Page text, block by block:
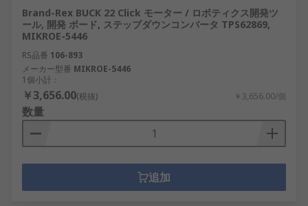
Brand-Rex BUCK 22 Click モーター / ロボティクス開発ツ
ール, 開発 ボード, ステップダウンコンバータ TPS62869,
MIKROE-5446
RS品番 106-893
メーカー型番 MIKROE-5446
1個小計：
￥3,656.00(税抜) ￥3,656.00/個
数量
追加